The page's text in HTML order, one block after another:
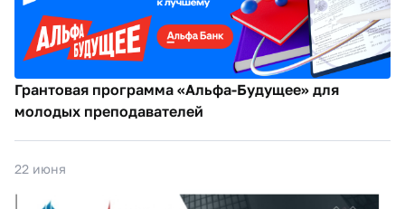
Грантовая программа «Альфа-Будущее» для
молодых преподавателей
22 июня